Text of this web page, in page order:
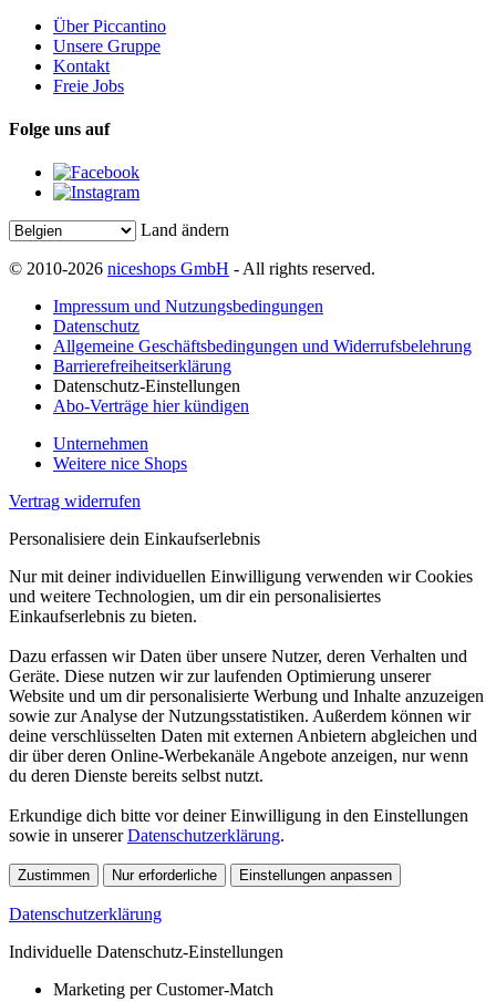
Über Piccantino
Unsere Gruppe
Kontakt
Freie Jobs
Folge uns auf
Land ändern
© 2010-2026 niceshops GmbH - All rights reserved.
Impressum und Nutzungsbedingungen
Datenschutz
Allgemeine Geschäftsbedingungen und Widerrufsbelehrung
Barrierefreiheitserklärung
Datenschutz-Einstellungen
Abo-Verträge hier kündigen
Unternehmen
Weitere nice Shops
Vertrag widerrufen
Personalisiere dein Einkaufserlebnis
Nur mit deiner individuellen Einwilligung verwenden wir Cookies
und weitere Technologien, um dir ein personalisiertes
Einkaufserlebnis zu bieten.
Dazu erfassen wir Daten über unsere Nutzer, deren Verhalten und
Geräte. Diese nutzen wir zur laufenden Optimierung unserer
Website und um dir personalisierte Werbung und Inhalte anzuzeigen
sowie zur Analyse der Nutzungsstatistiken. Außerdem können wir
deine verschlüsselten Daten mit externen Anbietern abgleichen und
dir über deren Online-Werbekanäle Angebote anzeigen, nur wenn
du deren Dienste bereits selbst nutzt.
Erkundige dich bitte vor deiner Einwilligung in den Einstellungen
sowie in unsererDatenschutzerklärung.
Zustimmen Nur erforderliche Einstellungen anpassen
Datenschutzerklärung
Individuelle Datenschutz-Einstellungen
Marketing per Customer-Match